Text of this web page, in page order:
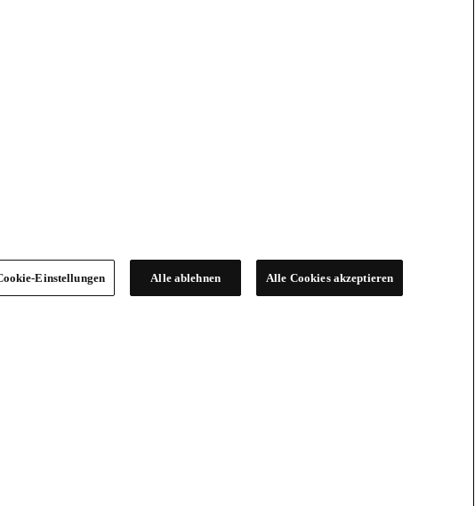
Einstellungen Alle ablehnen Alle Cookies akzeptieren